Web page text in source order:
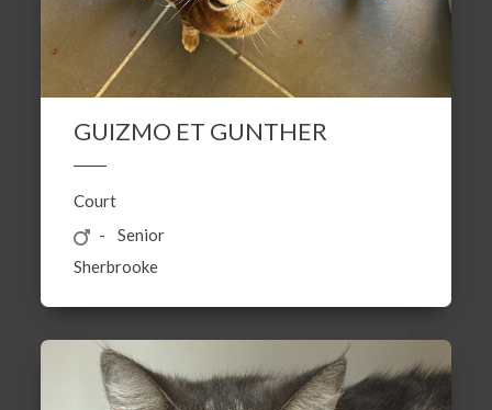
GUIZMO ET GUNTHER
Court
Senior
Sherbrooke